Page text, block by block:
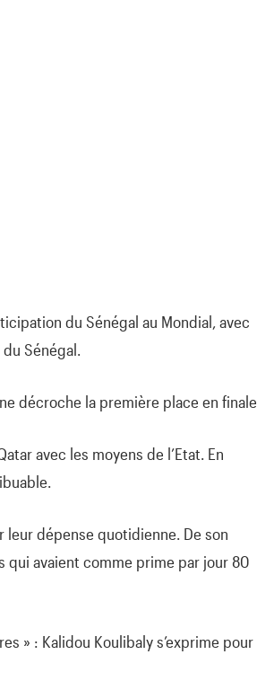
du Sénégal au Mondial, avec
Sénégal.
décroche la première place en finale
avec les moyens de l’Etat. En
leur dépense quotidienne. De son
qui avaient comme prime par jour 80
» : Kalidou Koulibaly s’exprime pour